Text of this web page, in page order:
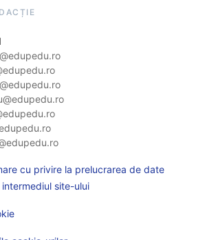
cu privire la prelucrarea de date
site-ului